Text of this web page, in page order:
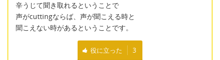
辛うじて聞き取れるということで
声がcuttingならば、声が聞こえる時と
聞こえない時があるということです。
役に立った 3